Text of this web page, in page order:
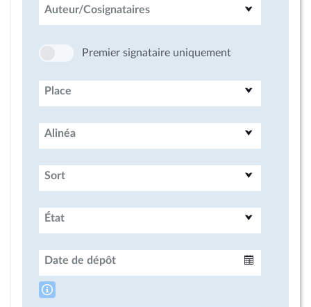
Auteur/Cosignataires
Premier signataire uniquement
Place
Alinéa
Sort
État
Date de dépôt